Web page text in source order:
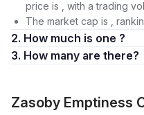
price is , with a trading
The market cap is ,
2. How much is one ?
3. How many are there?
Zasoby Emptiness